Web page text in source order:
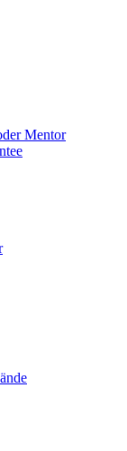
Mentor